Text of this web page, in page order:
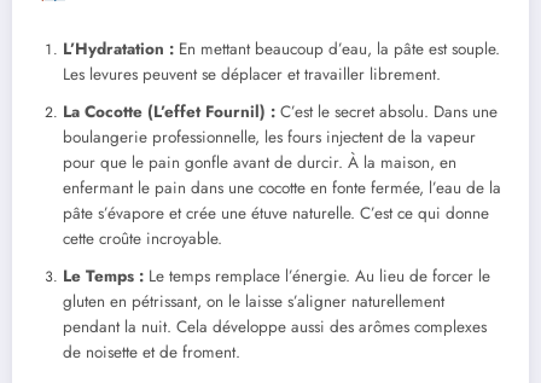
L’Hydratation : En mettant beaucoup d’eau, la pâte est souple.
Les levures peuvent se déplacer et travailler librement.
La Cocotte (L’effet Fournil) : C’est le secret absolu. Dans une
boulangerie professionnelle, les fours injectent de la vapeur
pour que le pain gonfle avant de durcir. À la maison, en
enfermant le pain dans une cocotte en fonte fermée, l’eau de la
pâte s’évapore et crée une étuve naturelle. C’est ce qui donne
cette croûte incroyable.
Le Temps : Le temps remplace l’énergie. Au lieu de forcer le
gluten en pétrissant, on le laisse s’aligner naturellement
pendant la nuit. Cela développe aussi des arômes complexes
de noisette et de froment.